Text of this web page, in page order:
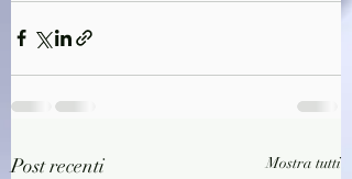
Post recenti Mostra tutti